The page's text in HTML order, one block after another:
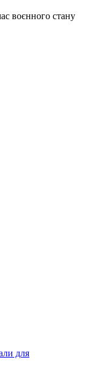
воєнного стану
для